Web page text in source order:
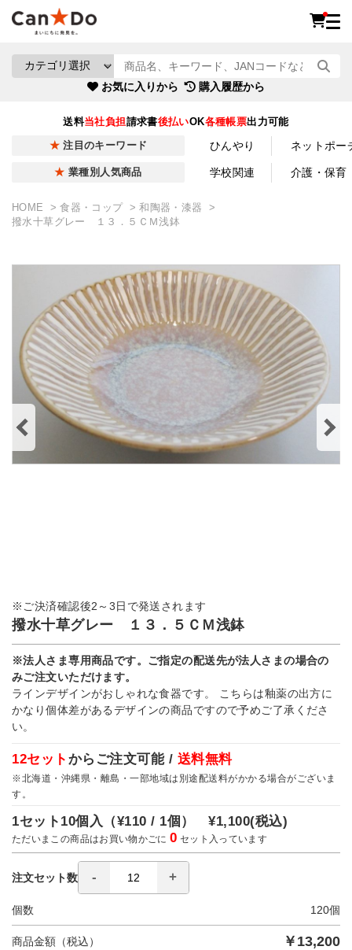
お気に入りから 購入履歴から
送料当社負担請求書後払いOK各種帳票出力可能
注目のキーワード ひんやり ネットポー
業種別人気商品 学校関連 介護・保育
HOME 食器・コップ
和陶器・漆器
撥水十草グレー １３．５ＣＭ浅鉢
※ご決済確認後2～3日で発送されます
撥水十草グレー １３．５ＣＭ浅鉢
※法人さま専用商品です。ご指定の配送先が法人さまの場合の
みご注文いただけます。
ラインデザインがおしゃれな食器です。 こちらは釉薬の出方に
かなり個体差があるデザインの商品ですので予めご了承くださ
い。
12セット からご注文可能 / 送料無料
※北海道・沖縄県・離島・一部地域は別途配送料がかかる場合がございま
す。
1セット10個入（¥110 / 1個）¥1,100(税込)
ただいまこの商品はお買い物かごに0 セット入っています
注文セット数
個数 120個
商品金額（税込） ￥ 13,200